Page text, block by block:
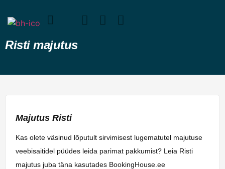
Risti majutus
Majutus Risti
Kas olete väsinud lõputult sirvimisest lugematutel majutuse
veebisaitidel püüdes leida parimat pakkumist? Leia Risti
majutus juba täna kasutades BookingHouse.ee